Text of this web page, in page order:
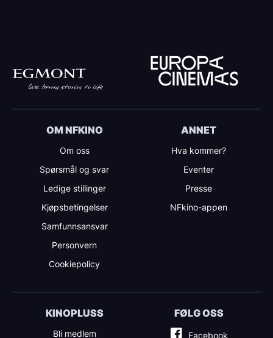
OM NFKINO
Om oss
Spørsmål og svar
Ledige stillinger
Kjøpsbetingelser
Samfunnsansvar
Personvern
Cookiepolicy
ANNET
Hva kommer?
Eventer
Presse
NFkino-appen
KINOPLUSS
Bli medlem
FØLG OSS
Facebook